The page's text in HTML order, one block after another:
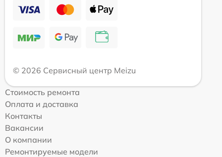
© 2026 Сервисный центр Meizu
Стоимость ремонта
Оплата и доставка
Контакты
Вакансии
О компании
Ремонтируемые модели